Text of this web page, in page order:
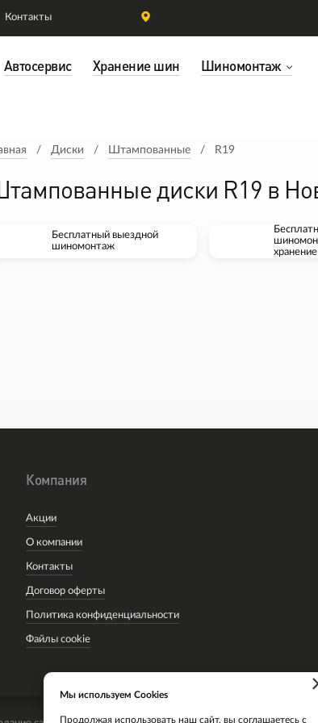
Автосервис Хранение шин Шиномонтаж
Контакты
Диски Штампованные R19
диски R19 в
Бесплатный выездной
шиномонтаж
хранение
Компания
Акции
О компании
Контакты
Договор оферты
Политика конфиденциальности
Файлы cookie
Мы используем Cookies
Продолжая использовать наш сайт, вы соглашаетесь с